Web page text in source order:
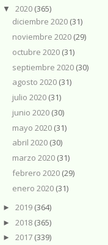
▼ 2020 (365)
diciembre 2020 (31)
noviembre 2020 (29)
octubre 2020 (31)
septiembre 2020 (30)
agosto 2020 (31)
julio 2020 (31)
junio 2020 (30)
mayo 2020 (31)
abril 2020 (30)
marzo 2020 (31)
febrero 2020 (29)
enero 2020 (31)
► 2019 (364)
► 2018 (365)
► 2017 (339)